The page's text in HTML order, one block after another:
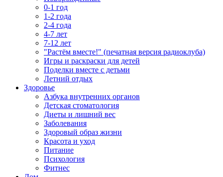
0-1 год
1-2 года
2-4 года
4-7 лет
7-12 лет
"Растём вместе!" (печатная версия радиоклуба)
Игры и раскраски для детей
Поделки вместе с детьми
Летний отдых
Здоровье
Азбука внутренних органов
Детская стоматология
Диеты и лишний вес
Заболевания
Здоровый образ жизни
Красота и уход
Питание
Психология
Фитнес